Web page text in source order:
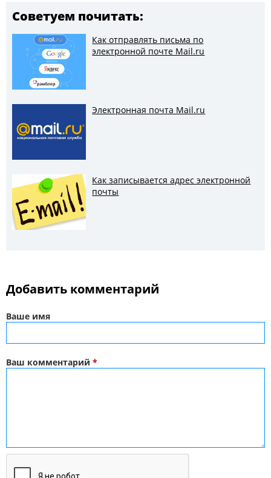
Советуем почитать:
Как отправлять письма по
электронной почте Mail.ru
Электронная почта Mail.ru
Как записывается адрес электронной
почты
Добавить комментарий
Ваше имя
Ваш комментарий *